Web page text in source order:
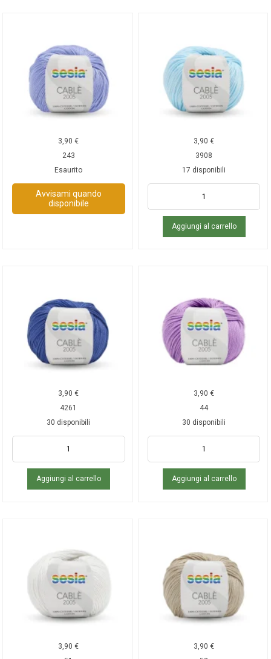
3,90€
243
Esaurito
Avvisami quando
disponibile
3,90€
3908
17 disponibili
Aggiungi al carrello
3,90€
4261
30 disponibili
Aggiungi al carrello
3,90€
44
30 disponibili
Aggiungi al carrello
3,90€
3,90€